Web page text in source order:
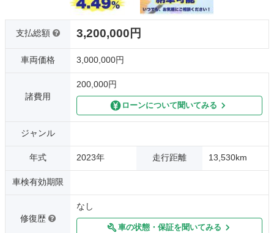
支払総額 3,200,000円
車両価格 3,000,000円
諸費用
200,000円
ローンについて聞いてみる
ジャンル
年式 2023年 走行距離 13,530km
車検有効期限
修復歴
なし
車の状態・保証を聞いてみる